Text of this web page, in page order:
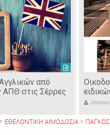
από
ΑΠΘ στις Σέρρες
ΕΘΕΛΟΝΤΙΚΗ ΑΙΜΟΔΟΣΙΑ